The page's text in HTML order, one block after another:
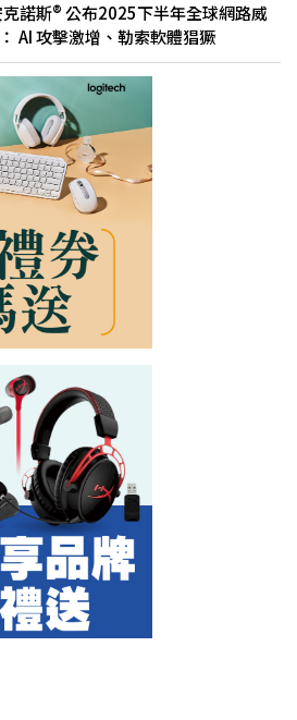
諾斯® 公布2025下半年全球網路威
脅關鍵趨勢： AI 攻擊激增、勒索軟體猖獗